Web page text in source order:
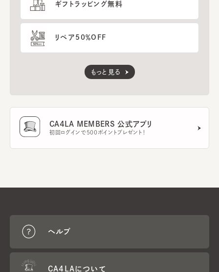
ギフトラッピング無料
リペア50％OFF
もっと見る
CA4LA MEMBERS 公式アプリ
初回ログインで500ポイントプレゼント！
ヘルプ
CA4LAについて